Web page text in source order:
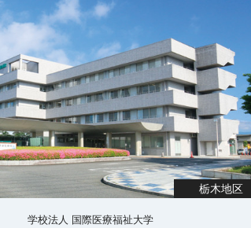
栃木地区
学校法人 国際医療福祉大学